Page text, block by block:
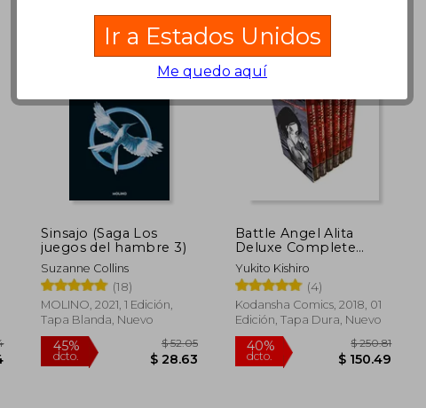
45% 45%
dcto.
Sinsajo (Saga Los
juegos del hambre 3)
Suzanne Collins
(18)
MOLINO, 2021, 1 Edición,
Tapa Blanda, Nuevo
Battle Angel Alita
Deluxe Complete
Series box set (en
Inglés)
Yukito Kishiro
(4)
Kodansha Comics, 2018, 01
Edición, Tapa Dura, Nuevo
Ir a Estados Unidos
Me quedo aquí